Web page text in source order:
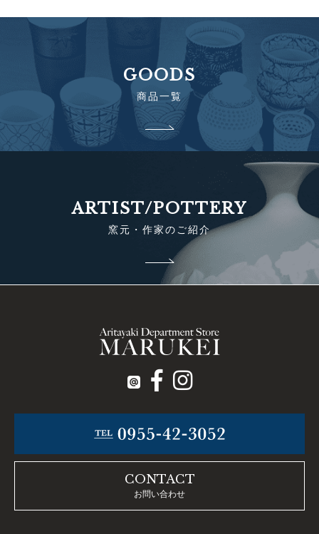
GOODS
商品一覧
ARTIST/POTTERY
窯元・作家のご紹介
CONTACT
お問い合わせ